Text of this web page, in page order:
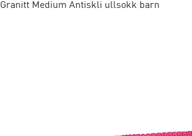
Granitt Medium Antiskli ullsokk barn